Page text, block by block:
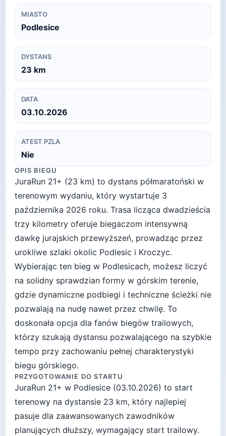
MIASTO
Podlesice
DYSTANS
23 km
DATA
03.10.2026
ATEST PZLA
Nie
OPIS BIEGU
JuraRun 21+ (23 km) to dystans półmaratoński w
terenowym wydaniu, który wystartuje 3
października 2026 roku. Trasa licząca dwadzieścia
trzy kilometry oferuje biegaczom intensywną
dawkę jurajskich przewyższeń, prowadząc przez
urokliwe szlaki okolic Podlesic i Kroczyc.
Wybierając ten bieg w Podlesicach, możesz liczyć
na solidny sprawdzian formy w górskim terenie,
gdzie dynamiczne podbiegi i techniczne ścieżki nie
pozwalają na nudę nawet przez chwilę. To
doskonała opcja dla fanów biegów trailowych,
którzy szukają dystansu pozwalającego na szybkie
tempo przy zachowaniu pełnej charakterystyki
biegu górskiego.
PRZYGOTOWANIE DO STARTU
JuraRun 21+ w Podlesice (03.10.2026) to start
terenowy na dystansie 23 km, który najlepiej
pasuje dla zaawansowanych zawodników
planujących dłuższy, wymagający start trailowy.